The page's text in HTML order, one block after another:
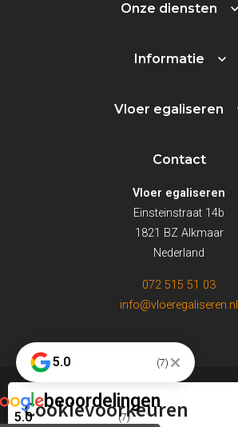
Onze diensten
Informatie
Vloer egaliseren
Contact
Vloer egaliseren
Einsteinstraat 14b
1821 BZ Alkmaar
Nederland
072 515 51 03
info@vloeregaliseren.nl
© Vloer egaliseren
5.0 (7)
beoordelingen
5.0 (7)
Cookievoorkeuren